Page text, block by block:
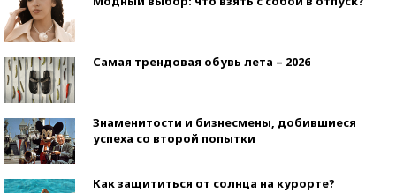
Самая трендовая обувь лета – 2026
Знаменитости и бизнесмены, добившиеся
успеха со второй попытки
Как защититься от солнца на курорте?